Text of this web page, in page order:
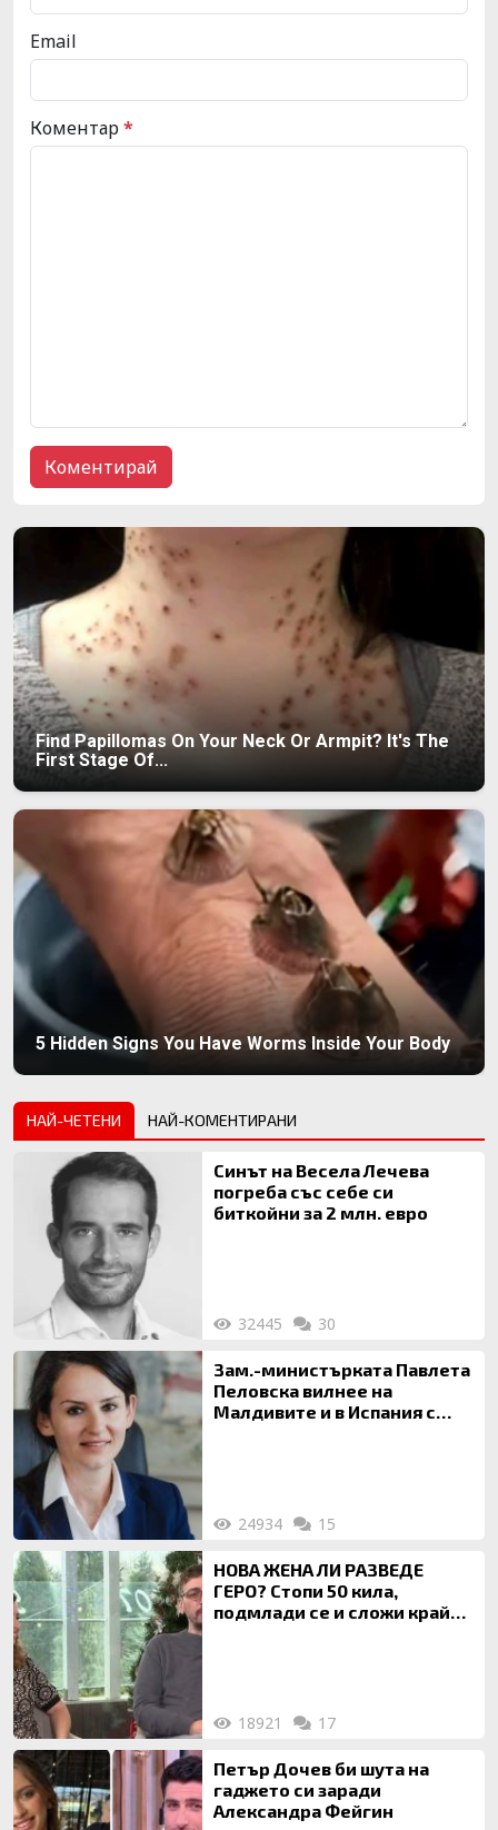
Email
Коментар*
Find Papillomas On Your Neck Or Armpit? It's The
First Stage Of...
5 Hidden Signs You Have Worms Inside Your Body
НАЙ-ЧЕТЕНИ НАЙ-КОМЕНТИРАНИ
Синът на Весела Лечева
погреба със себе си
биткойни за 2 млн. евро
32445 30
Зам.-министърката Павлета
Пеловска вилнее на
Малдивите и в Испания с
24934 15
НОВА ЖЕНА ЛИ РАЗВЕДЕ
ГЕРО? Стопи 50 кила,
подмлади се и сложи край
18921 17
Петър Дочев би шута на
гаджето си заради
Александра Фейгин